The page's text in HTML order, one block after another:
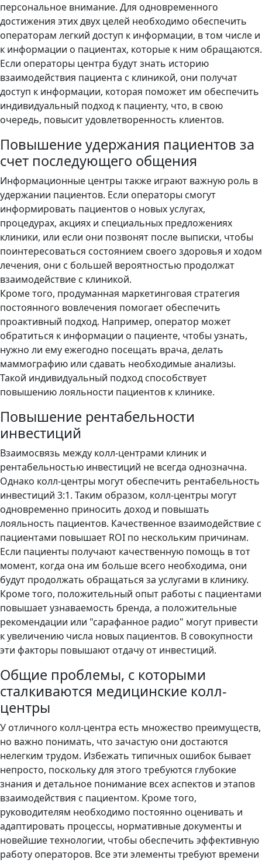
персональное внимание. Для одновременного
достижения этих двух целей необходимо обеспечить
операторам легкий доступ к информации, в том числе и
к информации о пациентах, которые к ним обращаются.
Если операторы центра будут знать историю
взаимодействия пациента с клиникой, они получат
доступ к информации, которая поможет им обеспечить
индивидуальный подход к пациенту, что, в свою
очередь, повысит удовлетворенность клиентов.
Повышение удержания пациентов за
счет последующего общения
Информационные центры также играют важную роль в
удержании пациентов. Если операторы смогут
информировать пациентов о новых услугах,
процедурах, акциях и специальных предложениях
клиники, или если они позвонят после выписки, чтобы
поинтересоваться состоянием своего здоровья и ходом
лечения, они с большей вероятностью продолжат
взаимодействие с клиникой.
Кроме того, продуманная маркетинговая стратегия
постоянного вовлечения помогает обеспечить
проактивный подход. Например, оператор может
обратиться к информации о пациенте, чтобы узнать,
нужно ли ему ежегодно посещать врача, делать
маммографию или сдавать необходимые анализы.
Такой индивидуальный подход способствует
повышению лояльности пациентов к клинике.
Повышение рентабельности
инвестиций
Взаимосвязь между колл-центрами клиник и
рентабельностью инвестиций не всегда однозначна.
Однако колл-центры могут обеспечить рентабельность
инвестиций 3:1. Таким образом, колл-центры могут
одновременно приносить доход и повышать
лояльность пациентов. Качественное взаимодействие с
пациентами повышает ROI по нескольким причинам.
Если пациенты получают качественную помощь в тот
момент, когда она им больше всего необходима, они
будут продолжать обращаться за услугами в клинику.
Кроме того, положительный опыт работы с пациентами
повышает узнаваемость бренда, а положительные
рекомендации или "сарафанное радио" могут привести
к увеличению числа новых пациентов. В совокупности
эти факторы повышают отдачу от инвестиций.
Общие проблемы, с которыми
сталкиваются медицинские колл-
центры
У отличного колл-центра есть множество преимуществ,
но важно понимать, что зачастую они достаются
нелегким трудом. Избежать типичных ошибок бывает
непросто, поскольку для этого требуются глубокие
знания и детальное понимание всех аспектов и этапов
взаимодействия с пациентом. Кроме того,
руководителям необходимо постоянно оценивать и
адаптировать процессы, нормативные документы и
новейшие технологии, чтобы обеспечить эффективную
работу операторов. Все эти элементы требуют времени